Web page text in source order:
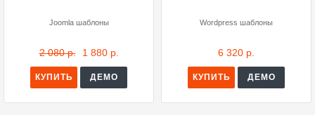
Joomla шаблоны
2 080 р. 1 880 р.
КУПИТЬ ДЕМО
Wordpress шаблоны
6 320 р.
КУПИТЬ ДЕМО